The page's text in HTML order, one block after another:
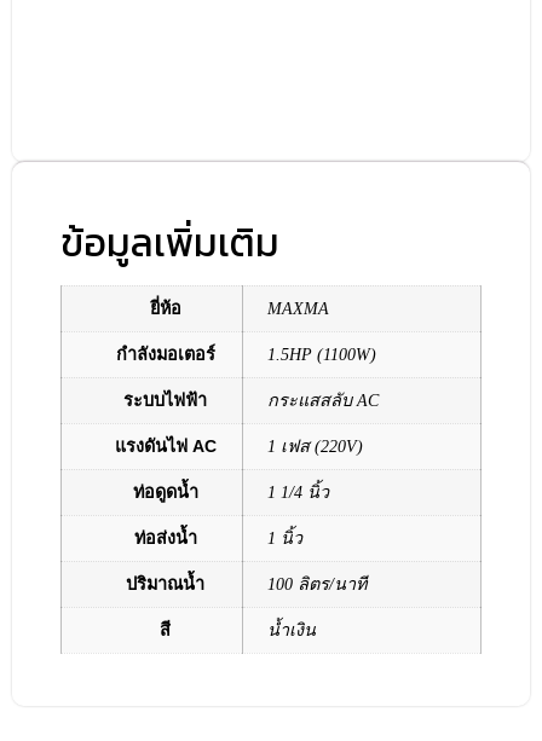
ข้อมูลเพิ่มเติม
ยี่ห้อ MAXMA
กำลังมอเตอร์ 1.5HP (1100W)
ระบบไฟฟ้า กระแสสลับ AC
แรงดันไฟ AC 1 เฟส (220V)
ท่อดูดน้ำ 1 1/4 นิ้ว
ท่อส่งน้ำ 1 นิ้ว
ปริมาณน้ำ 100 ลิตร/นาที
สี น้ำเงิน